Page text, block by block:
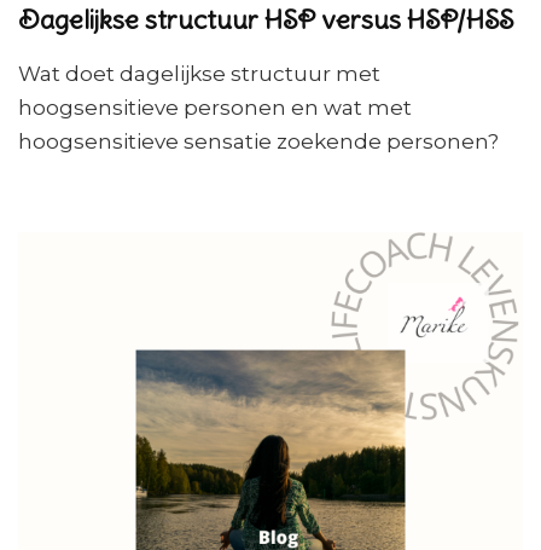
Dagelijkse structuur HSP versus HSP/HSS
Wat doet dagelijkse structuur met
hoogsensitieve personen en wat met
hoogsensitieve sensatie zoekende personen?